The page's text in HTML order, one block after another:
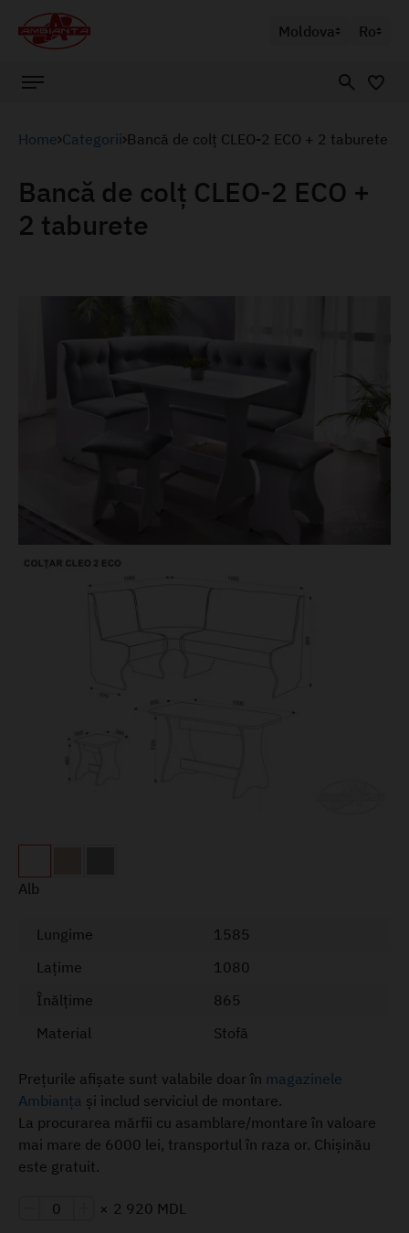
Moldova Ro
Home Categorii Bancă de colț CLEO-2 ECO + 2 taburete
Bancă de colț CLEO-2 ECO +
2 taburete
Alb
Lungime
1585
Lațime
1080
Înălțime
865
Material
Stofă
Prețurile afișate sunt valabile doar în magazinele
Ambianța și includ serviciul de montare.
La procurarea mărfii cu asamblare/montare în valoare
mai mare de 6000 lei, transportul în raza or. Chișinău
este gratuit.
× 2 920 MDL